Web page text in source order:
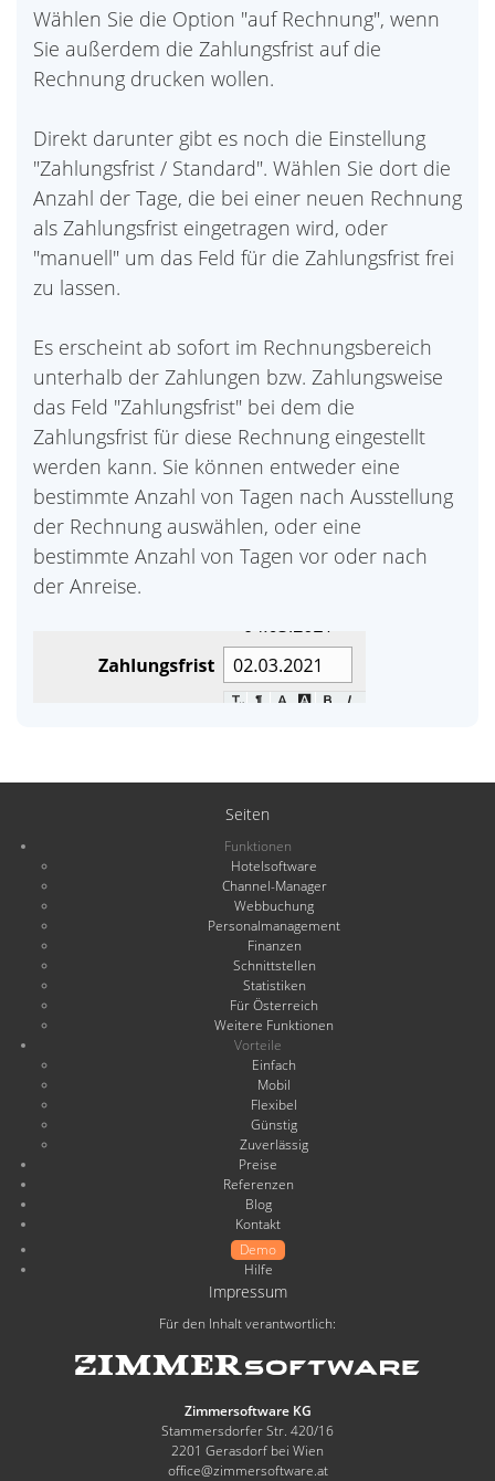
Wählen Sie die Option "auf Rechnung", wenn
Sie außerdem die Zahlungsfrist auf die
Rechnung drucken wollen.
Direkt darunter gibt es noch die Einstellung
"Zahlungsfrist / Standard". Wählen Sie dort die
Anzahl der Tage, die bei einer neuen Rechnung
als Zahlungsfrist eingetragen wird, oder
"manuell" um das Feld für die Zahlungsfrist frei
zu lassen.
Es erscheint ab sofort im Rechnungsbereich
unterhalb der Zahlungen bzw. Zahlungsweise
das Feld "Zahlungsfrist" bei dem die
Zahlungsfrist für diese Rechnung eingestellt
werden kann. Sie können entweder eine
bestimmte Anzahl von Tagen nach Ausstellung
der Rechnung auswählen, oder eine
bestimmte Anzahl von Tagen vor oder nach
der Anreise.
Seiten
Funktionen
Hotelsoftware
Channel-Manager
Webbuchung
Personalmanagement
Finanzen
Schnittstellen
Statistiken
Für Österreich
Weitere Funktionen
Vorteile
Einfach
Mobil
Flexibel
Günstig
Zuverlässig
Preise
Referenzen
Blog
Kontakt
Demo
Hilfe
Impressum
Für den Inhalt verantwortlich:
Zimmersoftware KG
Stammersdorfer Str. 420/16
2201 Gerasdorf bei Wien
office@zimmersoftware.at